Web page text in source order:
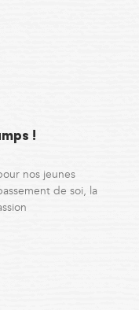
!
nos jeunes
de soi, la